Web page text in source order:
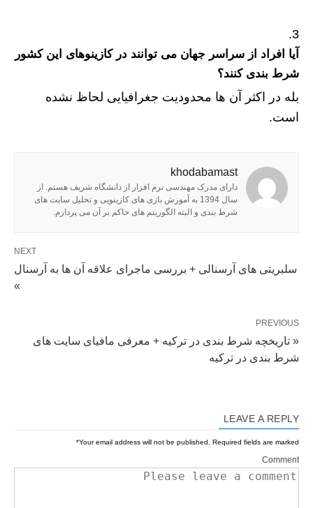
آیا افراد از سراسر جهان می توانند در کازینوهای این کشور
شرط بندی کنند؟
بله در اکثر آن ها محدودیت جغرافیایی لحاظ نشده
است.
khodabamast
دارای مدرک مهندسی نرم افزار از دانشگاه شریف هستم. از
سال 1394 به آموزش بازی های کازینویی و تحلیل سایت های
شرط بندی و البته الگوریتم های حاکم بر آن می پردازم.
NEXT
سلبریتی های آرسنالی + بررسی ماجرای علاقه آن ها به آرسنال
»
PREVIOUS
« تاریخچه شرط بندی در ترکیه + معرفی مافیای سایت های
شرط بندی در ترکیه
LEAVE A REPLY
Your email address will not be published. Required fields are marked
*
Comment